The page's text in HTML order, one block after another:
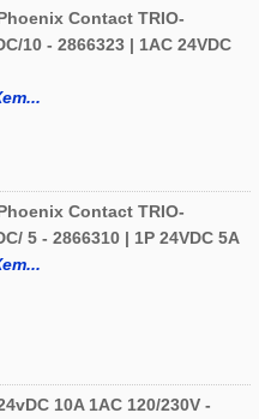
Contact TRIO-
10 - 2866323 | 1AC 24VDC
Contact TRIO-
5 - 2866310 | 1P 24VDC 5A
10A 1AC 120/230V -